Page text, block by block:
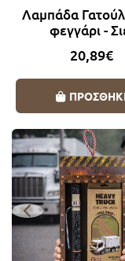
Λαμπάδα
φεγγάρι -
20,89€